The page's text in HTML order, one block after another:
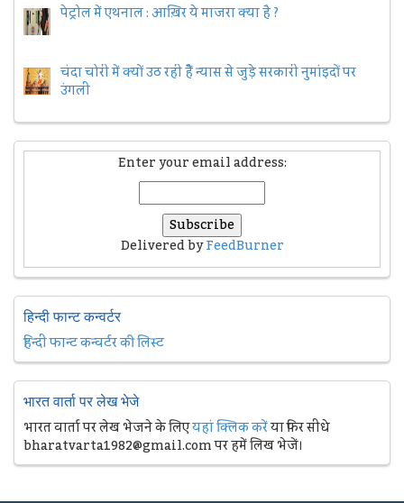
पेट्रोल में एथनाल : आख़िर ये माजरा क्या है ?
चंदा चोरी में क्यों उठ रही हैैं न्यास से जुड़े सरकारी नुमांइदों पर
उंगली
Enter your email address:
Delivered byFeedBurner
हिन्दी फान्ट कन्वर्टर
हिन्दी फान्ट कन्वर्टर की लिस्ट
भारत वार्ता पर लेख भेजे
भारत वार्ता पर लेख भेजने के लिएयहां क्लिक करेंया फिर सीधे
bharatvarta1982@gmail.com पर हमें लिख भेजें।